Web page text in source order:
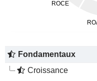
Fondamentaux
Croissance